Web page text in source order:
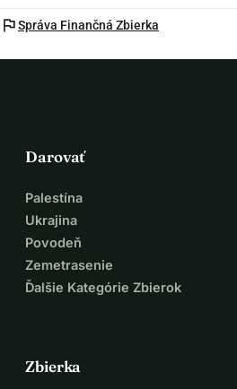
flagSpráva Finančná Zbierka
Darovať
Palestína
Ukrajina
Povodeň
Zemetrasenie
Ďalšie Kategórie Zbierok
Zbierka